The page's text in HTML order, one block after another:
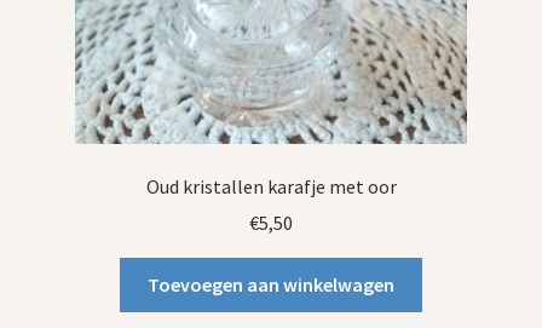
Oud kristallen karafje met oor
€5,50
Toevoegen aan winkelwagen